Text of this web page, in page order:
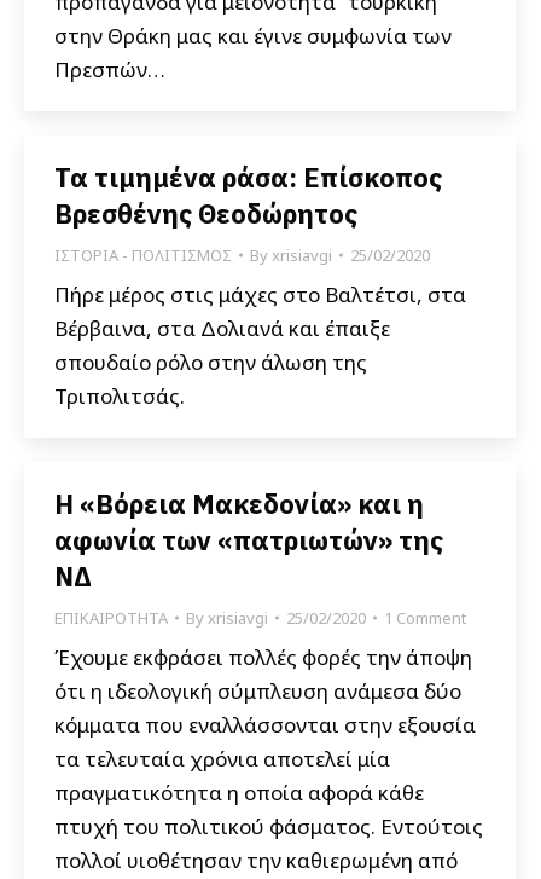
στην Θράκη μας και έγινε συμφωνία των
Πρεσπών…
Τα τιμημένα ράσα: Επίσκοπος
Βρεσθένης Θεοδώρητος
ΙΣΤΟΡΙΑ - ΠΟΛΙΤΙΣΜΟΣ Byxrisiavgi 25/02/2020
Πήρε μέρος στις μάχες στο Βαλτέτσι, στα
Βέρβαινα, στα Δολιανά και έπαιξε
σπουδαίο ρόλο στην άλωση της
Τριπολιτσάς.
Η «Βόρεια Μακεδονία» και η
αφωνία των «πατριωτών» της
ΝΔ
ΕΠΙΚΑΙΡΟΤΗΤΑ Byxrisiavgi 25/02/2020 1 Comment
Έχουμε εκφράσει πολλές φορές την άποψη
ότι η ιδεολογική σύμπλευση ανάμεσα δύο
κόμματα που εναλλάσσονται στην εξουσία
τα τελευταία χρόνια αποτελεί μία
πραγματικότητα η οποία αφορά κάθε
πτυχή του πολιτικού φάσματος. Εντούτοις
πολλοί υιοθέτησαν την καθιερωμένη από